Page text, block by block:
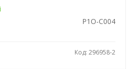
P1O-C004
Код: 296958-2